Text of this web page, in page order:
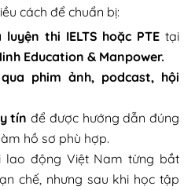
cách để chuẩn bị:
thi IELTS hoặc PTE tại
Education & Manpower.
phim ảnh, podcast, hội
tín để được hướng dẫn đúng
hồ sơ phù hợp.
lao động Việt Nam từng bắt
chế, nhưng sau khi học tập